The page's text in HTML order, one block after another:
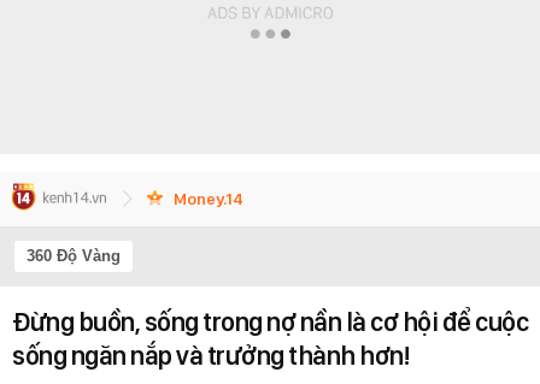
Money.14
360 Độ Vàng
Đừng buồn, sống trong nợ nần là cơ hội để cuộc
sống ngăn nắp và trưởng thành hơn!